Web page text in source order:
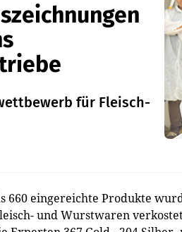
für Fleisch-
660 eingereichte Produkte
und Wurstwaren